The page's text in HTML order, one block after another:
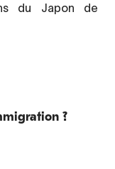
du Japon de
?